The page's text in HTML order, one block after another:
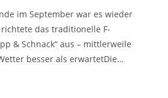
im September war es wieder
richtete das traditionelle F-
& Schnack“ aus – mittlerweile
besser als erwartetDie…